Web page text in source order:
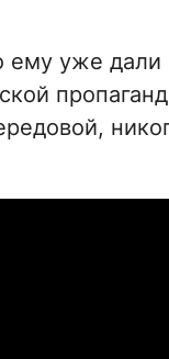
уже дали